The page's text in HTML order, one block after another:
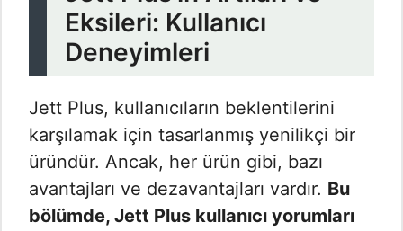
Eksileri: Kullanıcı
Deneyimleri
Jett Plus, kullanıcıların beklentilerini
karşılamak için tasarlanmış yenilikçi bir
üründür. Ancak, her ürün gibi, bazı
avantajları ve dezavantajları vardır. Bu
bölümde, Jett Plus kullanıcı yorumları